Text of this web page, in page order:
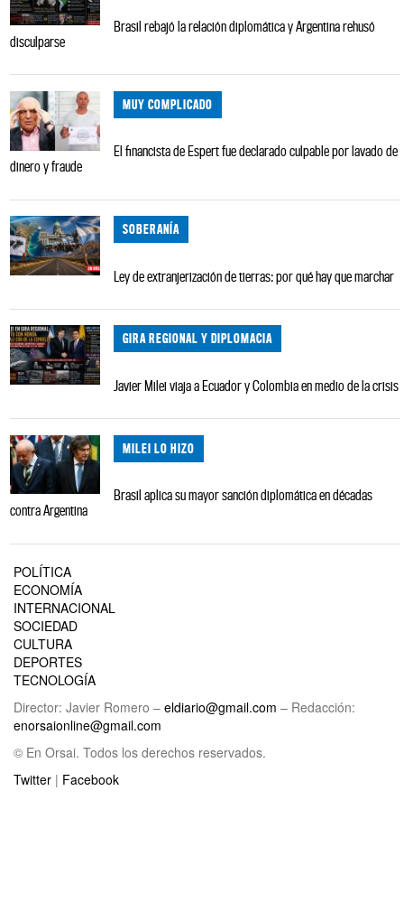
Brasil rebajó la relación diplomática y Argentina rehusó
disculparse
MUY COMPLICADO
El financista de Espert fue declarado culpable por lavado de
dinero y fraude
SOBERANÍA
Ley de extranjerización de tierras: por qué hay que marchar
GIRA REGIONAL Y DIPLOMACIA
Javier Milei viaja a Ecuador y Colombia en medio de la crisis
MILEI LO HIZO
Brasil aplica su mayor sanción diplomática en décadas
contra Argentina
POLÍTICA
ECONOMÍA
INTERNACIONAL
SOCIEDAD
CULTURA
DEPORTES
TECNOLOGÍA
Director: Javier Romero – eldiario@gmail.com – Redacción:
enorsaionline@gmail.com
© En Orsai. Todos los derechos reservados.
Twitter | Facebook